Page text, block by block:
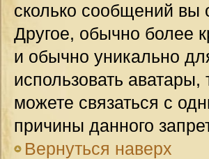
сколько сообщений вы
Другое, обычно более
и обычно уникально
использовать
можете связаться с
причины данного
Вернуться наверх